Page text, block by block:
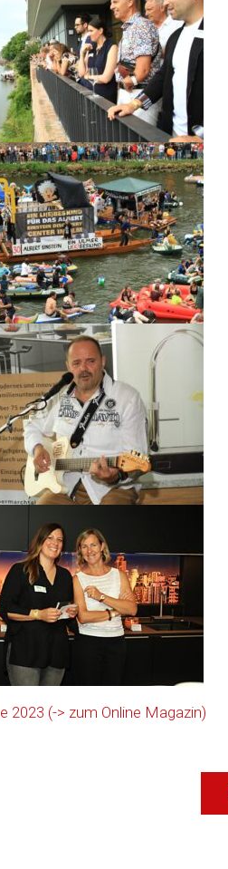
(-> zum Online Magazin)